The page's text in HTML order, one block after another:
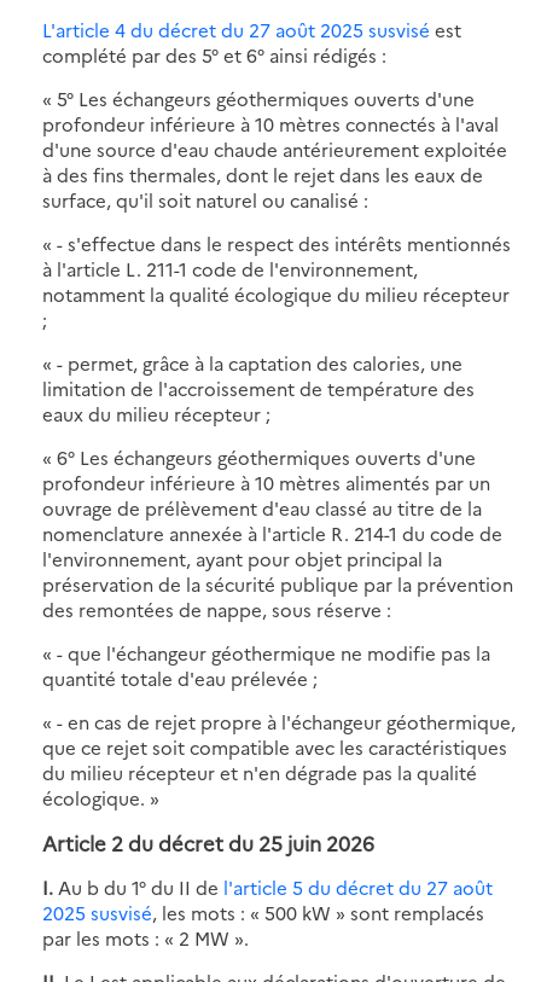
L'article 4 du décret du 27 août 2025 susvisé est
complété par des 5° et 6° ainsi rédigés :
« 5° Les échangeurs géothermiques ouverts d'une
profondeur inférieure à 10 mètres connectés à l'aval
d'une source d'eau chaude antérieurement exploitée
à des fins thermales, dont le rejet dans les eaux de
surface, qu'il soit naturel ou canalisé :
« - s'effectue dans le respect des intérêts mentionnés
à l'article L. 211-1 code de l'environnement,
notamment la qualité écologique du milieu récepteur
;
« - permet, grâce à la captation des calories, une
limitation de l'accroissement de température des
eaux du milieu récepteur ;
« 6° Les échangeurs géothermiques ouverts d'une
profondeur inférieure à 10 mètres alimentés par un
ouvrage de prélèvement d'eau classé au titre de la
nomenclature annexée à l'article R. 214-1 du code de
l'environnement, ayant pour objet principal la
préservation de la sécurité publique par la prévention
des remontées de nappe, sous réserve :
« - que l'échangeur géothermique ne modifie pas la
quantité totale d'eau prélevée ;
« - en cas de rejet propre à l'échangeur géothermique,
que ce rejet soit compatible avec les caractéristiques
du milieu récepteur et n'en dégrade pas la qualité
écologique. »
Article 2 du décret du 25 juin 2026
I. Au b du 1° du II de l'article 5 du décret du 27 août
2025 susvisé, les mots : « 500 kW » sont remplacés
par les mots : « 2 MW ».